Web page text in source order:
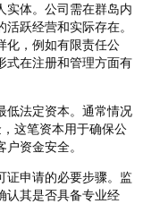
实体。公司需在群岛内
跃经营和实际存在。
化，例如有限责任公
式在注册和管理方面有
低法定资本。通常情况
这笔资本用于确保公
资金安全。
证申请的必要步骤。监
认其是否具备专业经